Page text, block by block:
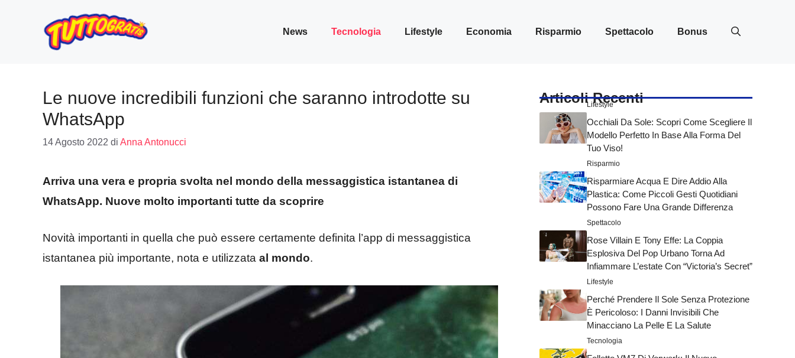
contenuto
News Tecnologia Lifestyle Economia Risparmio Spettacolo Bonus
Le nuove incredibili funzioni che saranno introdotte su
WhatsApp
14 Agosto 2022 di Anna Antonucci
Arriva una vera e propria svolta nel mondo della messaggistica istantanea di
WhatsApp. Nuove molto importanti tutte da scoprire
Novità importanti in quella che può essere certamente definita l’app di messaggistica
istantanea più importante, nota e utilizzata al mondo.
Articoli Recenti
Lifestyle
Occhiali Da Sole: Scopri Come Scegliere Il
Modello Perfetto In Base Alla Forma Del
Tuo Viso!
Risparmio
Risparmiare Acqua E Dire Addio Alla
Plastica: Come Piccoli Gesti Quotidiani
Possono Fare Una Grande Differenza
Spettacolo
Rose Villain E Tony Effe: La Coppia
Esplosiva Del Pop Urbano Torna Ad
Infiammare L’estate Con “Victoria’s Secret”
Lifestyle
Perché Prendere Il Sole Senza Protezione
È Pericoloso: I Danni Invisibili Che
Minacciano La Pelle E La Salute
Tecnologia